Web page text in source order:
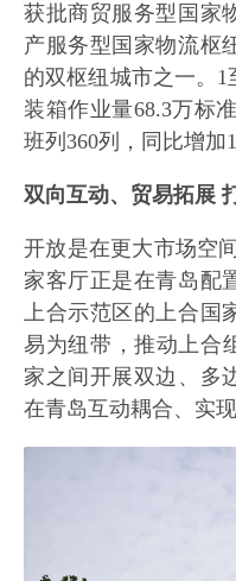
获批商贸服务型国家
产服务型国家物流枢
的双枢纽城市之一。
装箱作业量68.3万标
班列360列，同比增加
双向互动、贸易拓展
开放是在更大市场空
家客厅正是在青岛配
上合示范区的上合国
易为纽带，推动上合
家之间开展双边、多
在青岛互动耦合、实现